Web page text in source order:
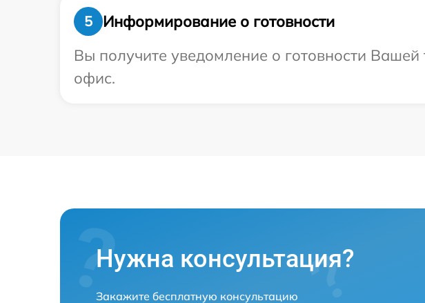
5
Информирование о готовности
Вы получите уведомление о готовности
офис.
Нужна консультация?
Закажите бесплатную консультацию